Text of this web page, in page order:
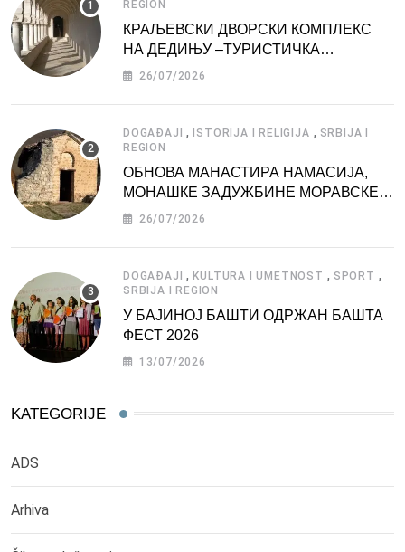
REGION
КРАЉЕВСКИ ДВОРСКИ КОМПЛЕКС
НА ДЕДИЊУ –ТУРИСТИЧКА
АТРАКЦИЈА
26/07/2026
DOGAĐAJI ,ISTORIJA I RELIGIJA , SRBIJA I
REGION
ОБНОВА МАНАСТИРА НАМАСИЈА,
МОНАШКЕ ЗАДУЖБИНЕ МОРАВСКЕ
СРБИЈЕ
26/07/2026
DOGAĐAJI ,KULTURA I UMETNOST , SPORT ,
SRBIJA I REGION
У БАЈИНОЈ БАШТИ ОДРЖАН БАШТА
ФЕСТ 2026
13/07/2026
KATEGORIJE
ADS
Arhiva